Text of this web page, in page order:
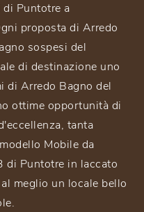
Puntotre a
proposta di Arredo
sospesi del
di destinazione uno
di Arredo Bagno del
ottime opportunità di
tanta
Mobile da
di Puntotre in laccato
meglio un locale bello